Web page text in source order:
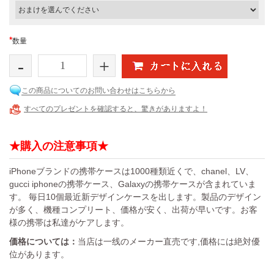
*数量
- +
この商品についてのお問い合わせはこちらから
すべてのプレゼントを確認すると、驚きがありますよ！
★購入の注意事項★
iPhoneブランドの携帯ケースは1000種類近くで、chanel、LV、
gucci iphoneの携帯ケース、Galaxyの携帯ケースが含まれていま
す。 毎日10個最近新デザインケースを出します。製品のデザイン
が多く、機種コンプリート、価格が安く、出荷が早いです。お客
様の携帯は私達がケアします。
価格については： 当店は一线のメーカー直売です,価格には絶対優
位があります。